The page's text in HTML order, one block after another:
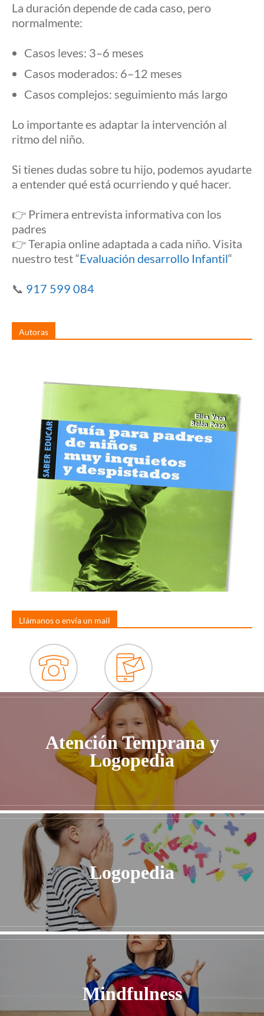
La duración depende de cada caso, pero
normalmente:
Casos leves: 3–6 meses
Casos moderados: 6–12 meses
Casos complejos: seguimiento más largo
Lo importante es adaptar la intervención al
ritmo del niño.
Si tienes dudas sobre tu hijo, podemos ayudarte
a entender qué está ocurriendo y qué hacer.
👉 Primera entrevista informativa con los
padres
👉 Terapia online adaptada a cada niño. Visita
nuestro test “Evaluación desarrollo Infantil“
📞 917 599 084
Autoras
Llámanos o envía un mail
Atención Temprana y
Logopedia
Logopedia
Mindfulness